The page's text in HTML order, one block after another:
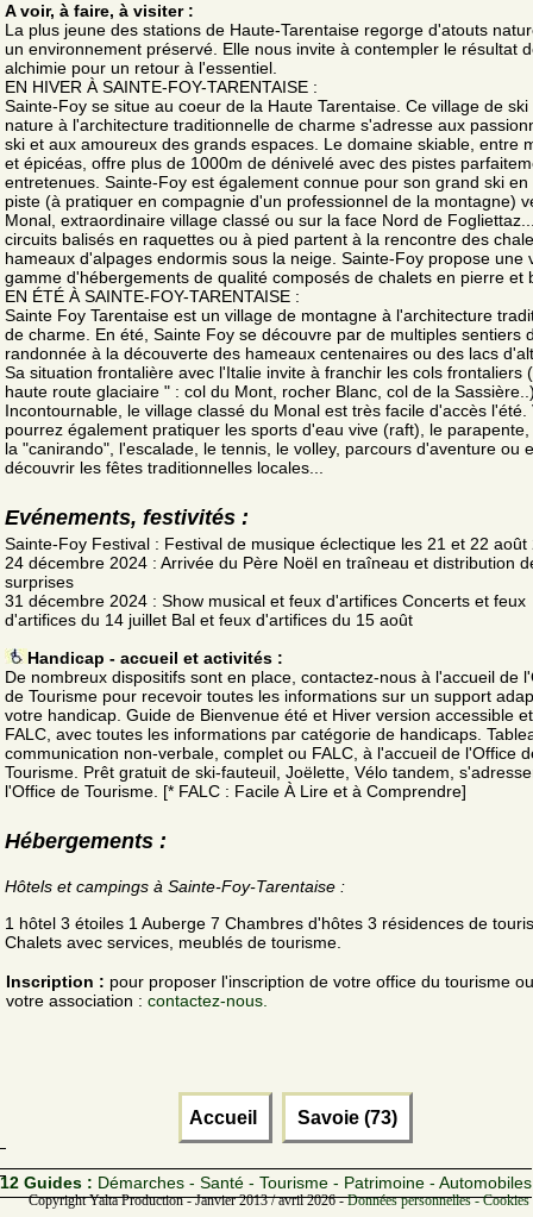
A voir, à faire, à visiter :
La plus jeune des stations de Haute-Tarentaise regorge d'atouts
un environnement préservé. Elle nous invite à contempler le résultat
alchimie pour un retour à l'essentiel.
EN HIVER À SAINTE-FOY-TARENTAISE :
Sainte-Foy se situe au coeur de la Haute Tarentaise. Ce village de ski
nature à l'architecture traditionnelle de charme s'adresse aux
ski et aux amoureux des grands espaces. Le domaine skiable, entre
et épicéas, offre plus de 1000m de dénivelé avec des pistes
entretenues. Sainte-Foy est également connue pour son grand ski en
piste (à pratiquer en compagnie d'un professionnel de la montagne)
Monal, extraordinaire village classé ou sur la face Nord de
circuits balisés en raquettes ou à pied partent à la rencontre des
hameaux d'alpages endormis sous la neige. Sainte-Foy propose une
gamme d'hébergements de qualité composés de chalets en pierre et
EN ÉTÉ À SAINTE-FOY-TARENTAISE :
Sainte Foy Tarentaise est un village de montagne à l'architecture
de charme. En été, Sainte Foy se découvre par de multiples sentiers
randonnée à la découverte des hameaux centenaires ou des lacs
Sa situation frontalière avec l'Italie invite à franchir les cols frontaliers
haute route glaciaire " : col du Mont, rocher Blanc, col de la
Incontournable, le village classé du Monal est très facile d'accès l'été.
pourrez également pratiquer les sports d'eau vive (raft), le parapente,
la "canirando", l'escalade, le tennis, le volley, parcours d'aventure ou
découvrir les fêtes traditionnelles locales...
Evénements, festivités :
Sainte-Foy Festival : Festival de musique éclectique les 21 et 22 août
24 décembre 2024 : Arrivée du Père Noël en traîneau et distribution
surprises
31 décembre 2024 : Show musical et feux d'artifices Concerts et feux
d'artifices du 14 juillet Bal et feux d'artifices du 15 août
Handicap - accueil et activités :
De nombreux dispositifs sont en place, contactez-nous à l'accueil de
de Tourisme pour recevoir toutes les informations sur un support
votre handicap. Guide de Bienvenue été et Hiver version accessible
FALC, avec toutes les informations par catégorie de handicaps.
communication non-verbale, complet ou FALC, à l'accueil de l'Office
Tourisme. Prêt gratuit de ski-fauteuil, Joëlette, Vélo tandem,
l'Office de Tourisme. [* FALC : Facile À Lire et à Comprendre]
Hébergements :
Hôtels et campings à Sainte-Foy-Tarentaise :
1 hôtel 3 étoiles 1 Auberge 7 Chambres d'hôtes 3 résidences de
Chalets avec services, meublés de tourisme.
Inscription : pour proposer l'inscription de votre office du tourisme
votre association : contactez-nous.
Accueil Savoie (73)
12 Guides : Démarches - Santé - Tourisme - Patrimoine - Automobiles
Copyright Yalta Production - Janvier 2013 / avril 2026 -Données personnelles -